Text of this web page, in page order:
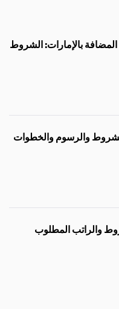
بالإمارات: الشروط
والرسوم والخطوات
والراتب المطلوب